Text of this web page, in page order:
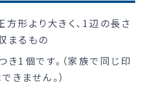
形より大きく、1辺の長さ
まるもの
き1個です。（家族で同じ印
きません。）